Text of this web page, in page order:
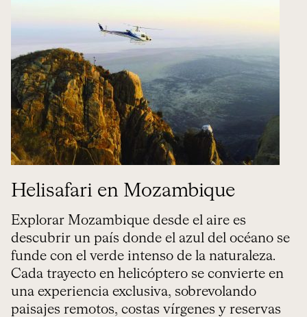
Helisafari en Mozambique
Explorar Mozambique desde el aire es
descubrir un país donde el azul del océano se
funde con el verde intenso de la naturaleza.
Cada trayecto en helicóptero se convierte en
una experiencia exclusiva, sobrevolando
paisajes remotos, costas vírgenes y reservas